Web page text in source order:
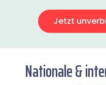
Jetzt
Nationale &